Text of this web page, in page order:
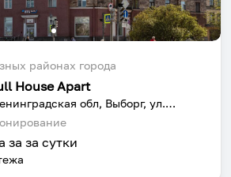
районах города
House Apart
Выборг, 188800, Ленинградская обл, Выборг, ул. Ильинская, 3
за за сутки